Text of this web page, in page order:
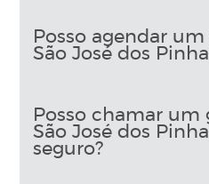
Posso agendar
São José dos
Posso chamar
São José dos
seguro?